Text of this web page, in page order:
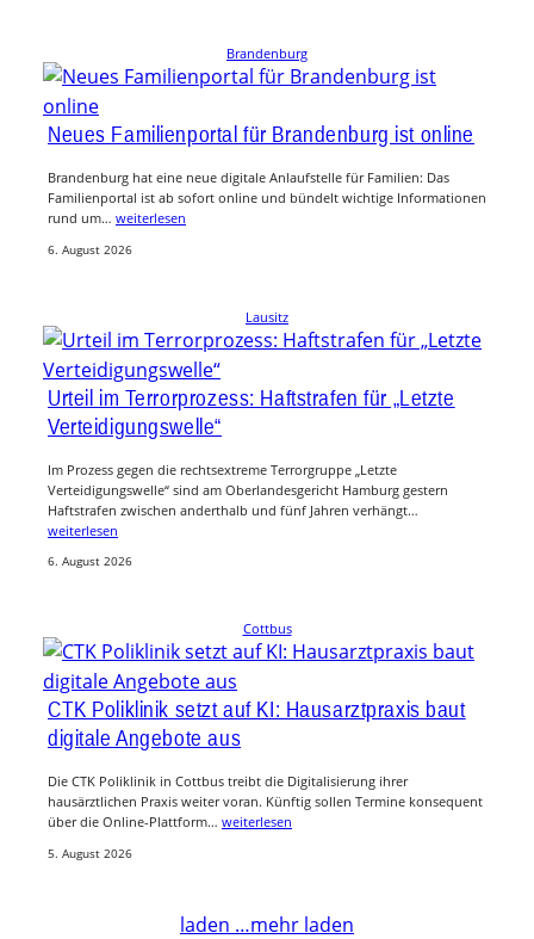
Brandenburg
Neues Familienportal für Brandenburg ist online
Brandenburg hat eine neue digitale Anlaufstelle für Familien: Das
Familienportal ist ab sofort online und bündelt wichtige Informationen
rund um… weiterlesen
6. August 2026
Lausitz
Urteil im Terrorprozess: Haftstrafen für „Letzte
Verteidigungswelle“
Im Prozess gegen die rechtsextreme Terrorgruppe „Letzte
Verteidigungswelle“ sind am Oberlandesgericht Hamburg gestern
Haftstrafen zwischen anderthalb und fünf Jahren verhängt…
weiterlesen
6. August 2026
Cottbus
CTK Poliklinik setzt auf KI: Hausarztpraxis baut
digitale Angebote aus
Die CTK Poliklinik in Cottbus treibt die Digitalisierung ihrer
hausärztlichen Praxis weiter voran. Künftig sollen Termine konsequent
über die Online-Plattform… weiterlesen
5. August 2026
laden …mehr laden